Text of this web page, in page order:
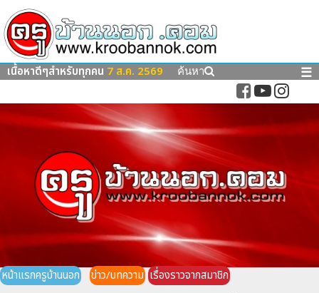
เนื้อหาดีๆสำหรับทุกคน 7 ส.ค. 2569 ค้นหา ☰
หน้าแรกครูบ้านนอก ข่าว/บทความ เรื่องราวจากสมาชิก